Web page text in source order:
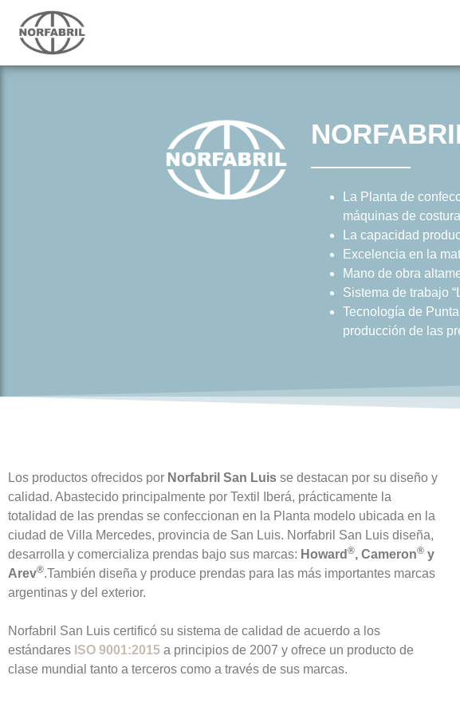
La Planta de
máquinas de
La capacidad
Excelencia en la
Mano de obra
Sistema de trabajo
Tecnología de
producción de las
Los productos ofrecidos por Norfabril San Luis se destacan por su diseño y
calidad. Abastecido principalmente por Textil Iberá, prácticamente la
totalidad de las prendas se confeccionan en la Planta modelo ubicada en la
ciudad de Villa Mercedes, provincia de San Luis. Norfabril San Luis diseña,
desarrolla y comercializa prendas bajo sus marcas: Howard ®, Cameron® y
Arev®.También diseña y produce prendas para las más importantes marcas
argentinas y del exterior.
Norfabril San Luis certificó su sistema de calidad de acuerdo a los
estándares ISO 9001:2015 a principios de 2007 y ofrece un producto de
clase mundial tanto a terceros como a través de sus marcas.